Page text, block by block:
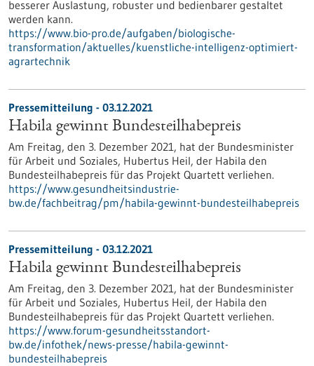
besserer Auslastung, robuster und bedienbarer gestaltet
werden kann.
https://www.bio-pro.de/aufgaben/biologische-
transformation/aktuelles/kuenstliche-intelligenz-optimiert-
agrartechnik
Pressemitteilung - 03.12.2021
Habila gewinnt Bundesteilhabepreis
Am Freitag, den 3. Dezember 2021, hat der Bundesminister
für Arbeit und Soziales, Hubertus Heil, der Habila den
Bundesteilhabepreis für das Projekt Quartett verliehen.
https://www.gesundheitsindustrie-
bw.de/fachbeitrag/pm/habila-gewinnt-bundesteilhabepreis
Pressemitteilung - 03.12.2021
Habila gewinnt Bundesteilhabepreis
Am Freitag, den 3. Dezember 2021, hat der Bundesminister
für Arbeit und Soziales, Hubertus Heil, der Habila den
Bundesteilhabepreis für das Projekt Quartett verliehen.
https://www.forum-gesundheitsstandort-
bw.de/infothek/news-presse/habila-gewinnt-
bundesteilhabepreis